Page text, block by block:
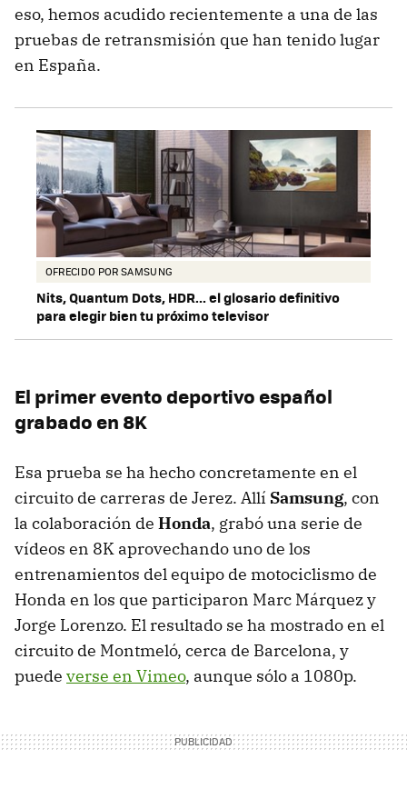
eso, hemos acudido recientemente a una de las
pruebas de retransmisión que han tenido lugar
en España.
OFRECIDO POR SAMSUNG
Nits, Quantum Dots, HDR... el glosario definitivo
para elegir bien tu próximo televisor
El primer evento deportivo español
grabado en 8K
Esa prueba se ha hecho concretamente en el
circuito de carreras de Jerez. Allí Samsung, con
la colaboración de Honda, grabó una serie de
vídeos en 8K aprovechando uno de los
entrenamientos del equipo de motociclismo de
Honda en los que participaron Marc Márquez y
Jorge Lorenzo. El resultado se ha mostrado en el
circuito de Montmeló, cerca de Barcelona, y
puede verse en Vimeo, aunque sólo a 1080p.